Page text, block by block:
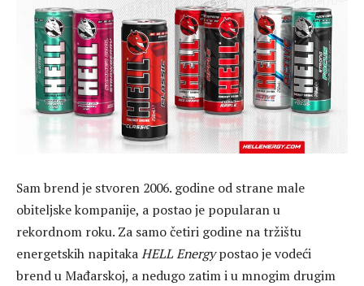
Sam brend je stvoren 2006. godine od strane male
obiteljske kompanije, a postao je popularan u
rekordnom roku. Za samo četiri godine na tržištu
energetskih napitakaHELLEnergypostao je vodeći
brend u Mađarskoj, a nedugo zatim i u mnogim drugim